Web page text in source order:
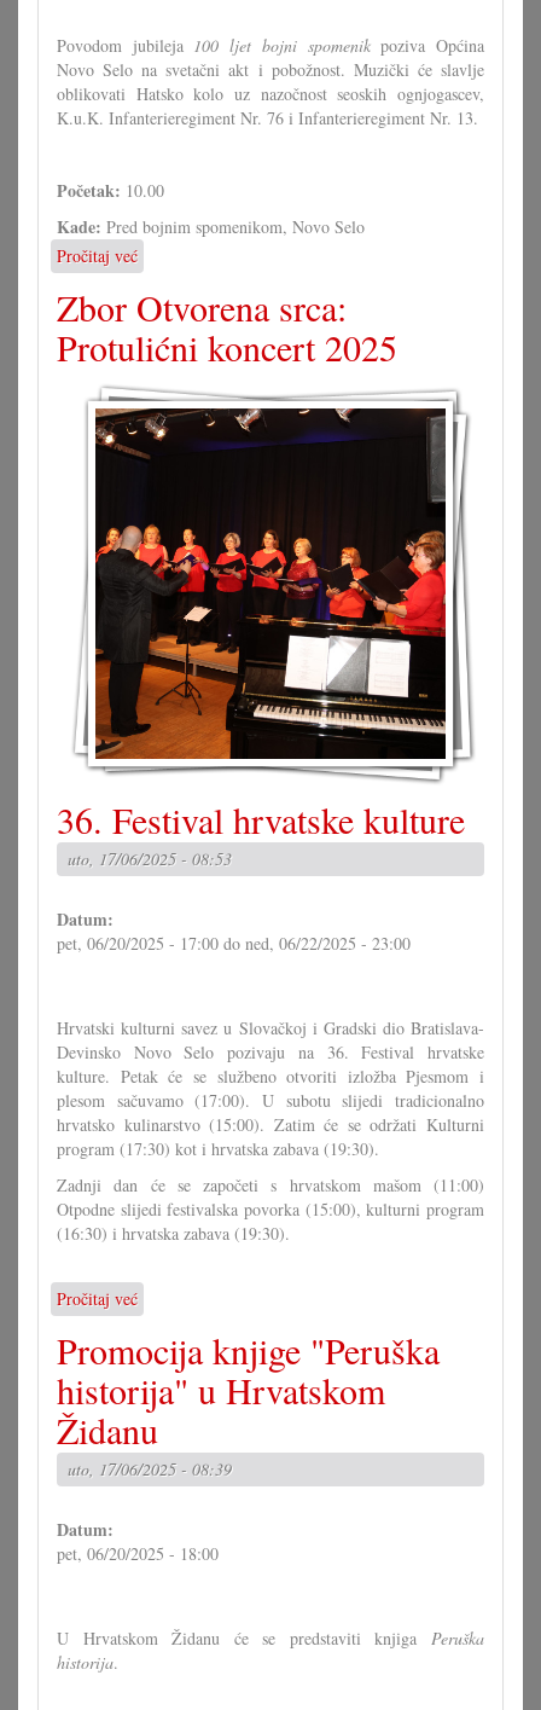
Povodom jubileja 100 ljet bojni spomenikpoziva Općina
Novo Selo na svetačni akt i pobožnost. Muzički će slavlje
oblikovati Hatsko kolo uz nazočnost seoskih ognjogascev,
K.u.K. Infanterieregiment Nr. 76 i Infanterieregiment Nr. 13.
Početak: 10.00
Kade: Pred bojnim spomenikom, Novo Selo
Pročitaj već
100
ljet
bojni
spomenik
Novom
Selu
Zbor Otvorena srca:
Protulićni koncert 2025
36. Festival hrvatske kulture
uto, 17/06/2025 - 08:53
Datum:
pet, 06/20/2025 - 17:00 do ned, 06/22/2025 - 23:00
Hrvatski kulturni savez u Slovačkoj i Gradski dio Bratislava-
Devinsko Novo Selo pozivaju na 36. Festival hrvatske
kulture. Petak će se službeno otvoriti izložba Pjesmom i
plesom sačuvamo (17:00). U subotu slijedi tradicionalno
hrvatsko kulinarstvo (15:00). Zatim će se održati Kulturni
program (17:30) kot i hrvatska zabava (19:30).
Zadnji dan će se započeti s hrvatskom mašom (11:00)
Otpodne slijedi festivalska povorka (15:00), kulturni program
(16:30) i hrvatska zabava (19:30).
Pročitaj već
36.
Festival
hrvatske
kulture
Promocija knjige "Peruška
historija" u Hrvatskom
Židanu
uto, 17/06/2025 - 08:39
Datum:
pet, 06/20/2025 - 18:00
U Hrvatskom Židanu će se predstaviti knjiga Peruška
historija.